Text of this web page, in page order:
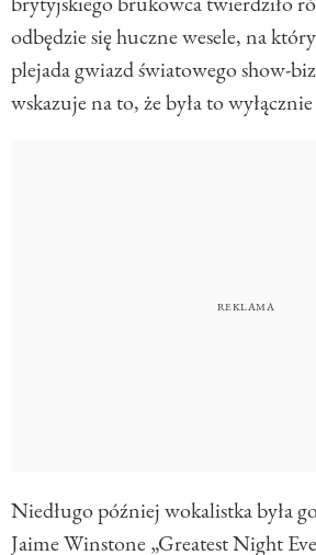
odbędzie się huczne wesele, na
plejada gwiazd światowego show-
wskazuje na to, że była to
Niedługo później wokalistka była
Jaime Winstone „Greatest Night